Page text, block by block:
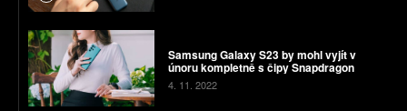
Samsung Galaxy S23 by mohl vyjít v
únoru kompletně s čipy Snapdragon
4. 11. 2022